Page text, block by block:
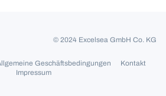
© 2024 Excelsea GmbH Co. KG
Geschäftsbedingungen
Kontakt
Impressum